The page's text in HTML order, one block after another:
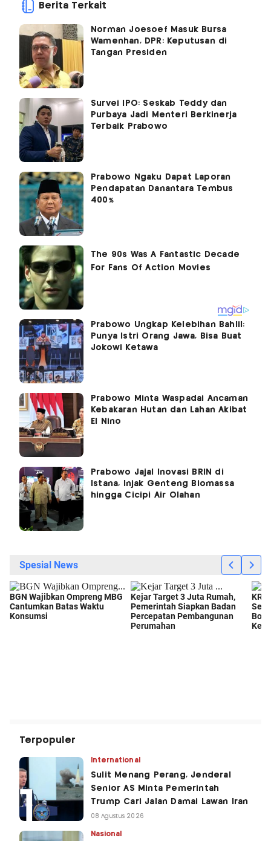
Berita Terkait
Norman Joesoef Masuk Bursa
Wamenhan, DPR: Keputusan di
Tangan Presiden
Survei IPO: Seskab Teddy dan
Purbaya Jadi Menteri Berkinerja
Terbaik Prabowo
Prabowo Ngaku Dapat Laporan
Pendapatan Danantara Tembus
400%
Prabowo Ungkap Kelebihan Bahlil:
Punya Istri Orang Jawa, Bisa Buat
Jokowi Ketawa
Prabowo Minta Waspadai Ancaman
Kebakaran Hutan dan Lahan Akibat
El Nino
Prabowo Jajal Inovasi BRIN di
Istana, Injak Genteng Biomassa
hingga Cicipi Air Olahan
Terpopuler
International
Sulit Menang Perang, Jenderal
Senior AS Minta Pemerintah
Trump Cari Jalan Damai Lawan Iran
08 Agustus 2026
Nasional